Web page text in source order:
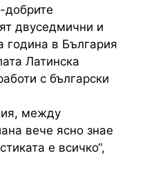
добрите
двуседмични и
година в България
Латинска
с български
между
вече ясно знае
е всичко“,